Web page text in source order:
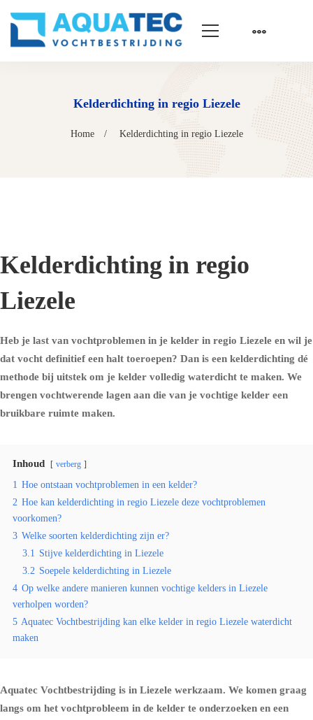
Kelderdichting in regio Liezele
Home Kelderdichting in regio Liezele
Kelderdichting in regio
Liezele
Heb je last van vochtproblemen in je kelder in regio Liezele en wil je
dat vocht definitief een halt toeroepen? Dan is een kelderdichting dé
methode bij uitstek om je kelder volledig waterdicht te maken. We
brengen vochtwerende lagen aan die van je vochtige kelder een
bruikbare ruimte maken.
Inhoud verberg
1 Hoe ontstaan vochtproblemen in een kelder?
2 Hoe kan kelderdichting in regio Liezele deze vochtproblemen
voorkomen?
3 Welke soorten kelderdichting zijn er?
3.1 Stijve kelderdichting in Liezele
3.2 Soepele kelderdichting in Liezele
4 Op welke andere manieren kunnen vochtige kelders in Liezele
verholpen worden?
5 Aquatec Vochtbestrijding kan elke kelder in regio Liezele waterdicht
maken
Aquatec Vochtbestrijding is in Liezele werkzaam. We komen graag
langs om het vochtprobleem in de kelder te onderzoeken en een